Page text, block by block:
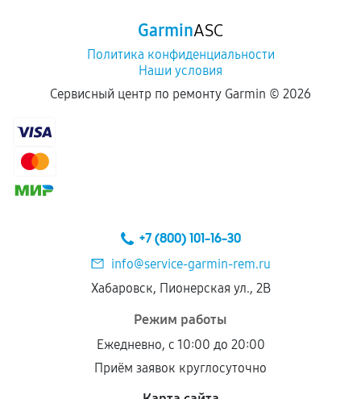
GarminASC
Политика конфиденциальности
Наши условия
Сервисный центр по ремонту Garmin © 2026
+7 (800) 101-16-30
info@service-garmin-rem.ru
Хабаровск, Пионерская ул., 2В
Режим работы
Ежедневно, с 10:00 до 20:00
Приём заявок круглосуточно